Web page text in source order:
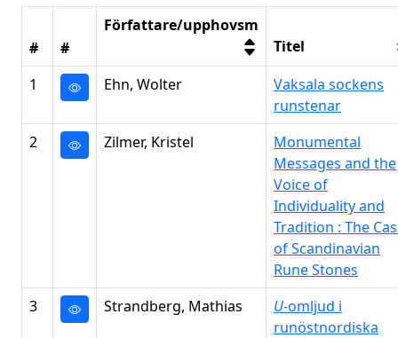
# #
Författare/upphovsm
Titel
1
Ehn, Wolter
Vaksala sockens
runstenar
2
Zilmer, Kristel
Monumental
Messages and the
Voice of
Individuality and
Tradition : The
of Scandinavian
Rune Stones
3
Strandberg, Mathias U-omljud i
runöstnordiska